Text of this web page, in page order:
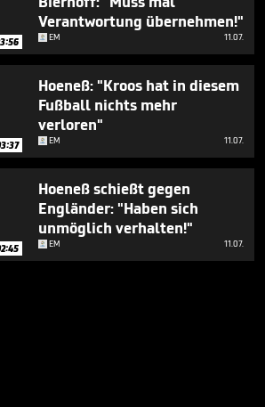
Verantwortung übernehmen!"
EM 11.07.
Hoeneß: "Kroos hat in diesem
Fußball nichts mehr
verloren"
EM 11.07.
Hoeneß schießt gegen
Engländer: "Haben sich
unmöglich verhalten!"
EM 11.07.